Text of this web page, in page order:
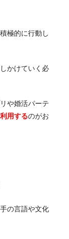
極的に行動し
かけていく必
や婚活パーテ
用するのがお
の言語や文化